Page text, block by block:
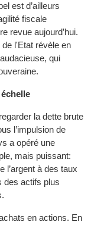
est d’ailleurs
fiscale
revue aujourd’hui.
l'Etat révèle en
qui
la dette brute
l’impulsion de
a opéré une
mais puissant:
l’argent à des taux
des actifs plus
en actions. En